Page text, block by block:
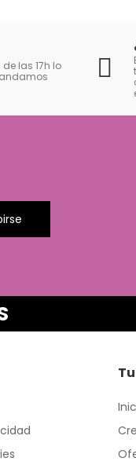
las 17h lo